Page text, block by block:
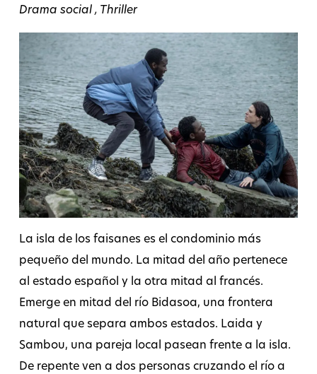
Drama social , Thriller
La isla de los faisanes es el condominio más
pequeño del mundo. La mitad del año pertenece
al estado español y la otra mitad al francés.
Emerge en mitad del río Bidasoa, una frontera
natural que separa ambos estados. Laida y
Sambou, una pareja local pasean frente a la isla.
De repente ven a dos personas cruzando el río a